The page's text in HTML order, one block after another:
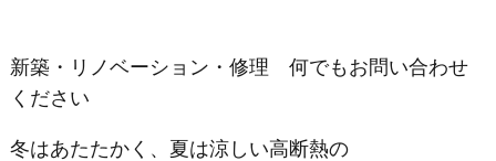
新築・リノベーション・修理 何でもお問い合わせ
ください
冬はあたたかく、夏は涼しい高断熱の